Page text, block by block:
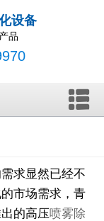
设备
品
求显然已经不
市场需求，青
的高压喷雾除